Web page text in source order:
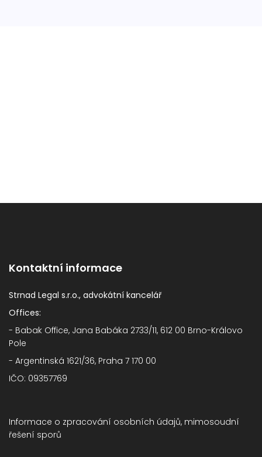
Kontaktní informace
Strnad Legal s.r.o., advokátní kancelář
Offices:
- Babak Office, Jana Babáka 2733/11, 612 00 Brno-Královo
Pole
- Argentinská 1621/36, Praha 7 170 00
IČO: 09357769
Informace o zpracování osobních údajů, mimosoudní
řešení sporů